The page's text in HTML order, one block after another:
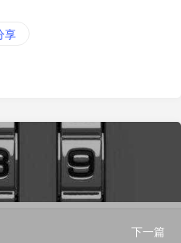
享
下一篇